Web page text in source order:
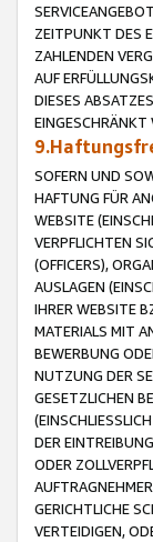
ZEITPUNKT DES
ZAHLENDEN
AUF
DIESES
EINGESCHRÄNKT
SOFERN UND
HAFTUNG FÜR
WEBSITE
VERPFLICHTEN
(OFFICERS),
AUSLAGEN
IHRER WEBSITE
MATERIALS MIT
BEWERBUNG
NUTZUNG DER
GESETZLICHEN
DER
ODER
GERICHTLICHE
VERTEIDIGEN,